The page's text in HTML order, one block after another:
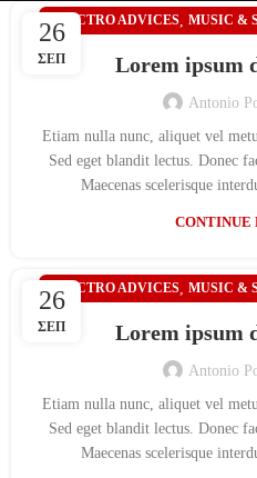
26
ΣΕΠ
ELECTRO ADVICES, MUSIC &
Lorem ipsum
Antonio
Etiam nulla nunc, aliquet vel
Sed eget blandit lectus. Donec
Maecenas scelerisque
CONTINUE
26
ΣΕΠ
ELECTRO ADVICES, MUSIC &
Lorem ipsum
Antonio
Etiam nulla nunc, aliquet vel
Sed eget blandit lectus. Donec
Maecenas scelerisque